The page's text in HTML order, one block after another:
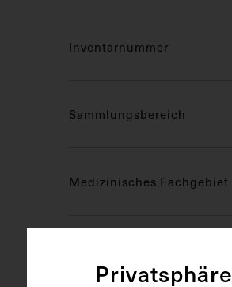
Inventarnummer
Sammlungsbereich
Medizinisches Fachgebiet
Privatsphäre